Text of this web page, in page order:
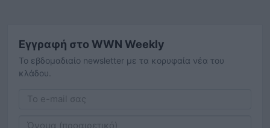
Εγγραφή στο WWN Weekly
Το εβδομαδιαίο newsletter με τα κορυφαία νέα του
κλάδου.